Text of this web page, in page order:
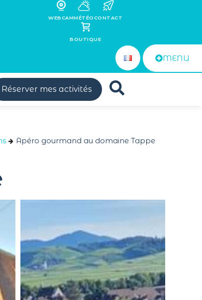
WEBCAMMÉTÉOCONTACT
BOUTIQUE
MENU
Réserver mes activités
Apéro gourmand au domaine Tappe